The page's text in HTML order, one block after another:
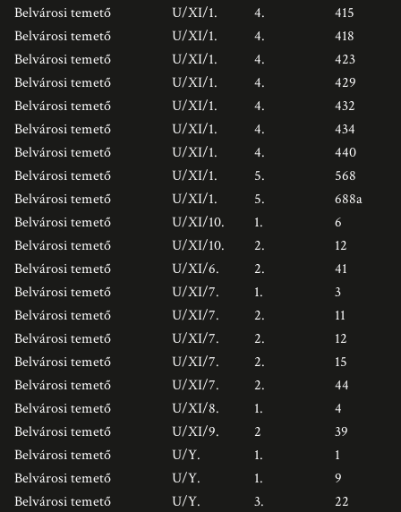
Belvárosi temető
U/XI/1. 4.
415
Belvárosi temető
U/XI/1. 4.
418
Belvárosi temető
U/XI/1. 4.
423
Belvárosi temető
U/XI/1. 4.
429
Belvárosi temető
U/XI/1. 4.
432
Belvárosi temető
U/XI/1. 4.
434
Belvárosi temető
U/XI/1. 4.
440
Belvárosi temető
U/XI/1. 5.
568
Belvárosi temető
U/XI/1. 5.
688a
Belvárosi temető
U/XI/10. 1.
6
Belvárosi temető
U/XI/10. 2.
12
Belvárosi temető
U/XI/6. 2.
41
Belvárosi temető
U/XI/7. 1.
3
Belvárosi temető
U/XI/7. 2.
11
Belvárosi temető
U/XI/7. 2.
12
Belvárosi temető
U/XI/7. 2.
15
Belvárosi temető
U/XI/7. 2.
44
Belvárosi temető
U/XI/8. 1.
4
Belvárosi temető
U/XI/9. 2
39
Belvárosi temető
U/Y. 1.
1
Belvárosi temető
U/Y. 1.
9
Belvárosi temető
U/Y. 3.
22